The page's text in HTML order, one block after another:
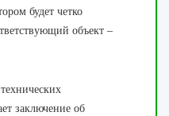
будет четко
объект –
заключение об